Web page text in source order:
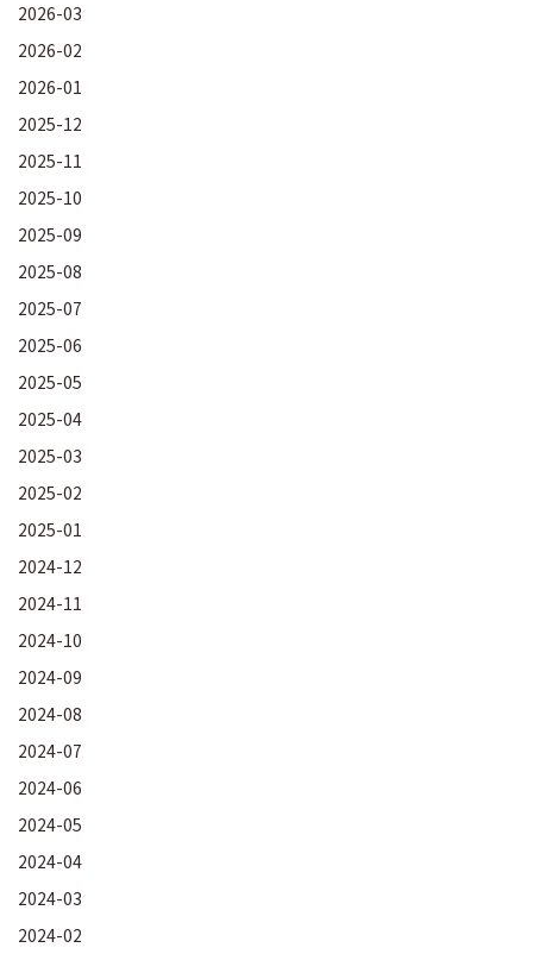
2026-03
2026-02
2026-01
2025-12
2025-11
2025-10
2025-09
2025-08
2025-07
2025-06
2025-05
2025-04
2025-03
2025-02
2025-01
2024-12
2024-11
2024-10
2024-09
2024-08
2024-07
2024-06
2024-05
2024-04
2024-03
2024-02